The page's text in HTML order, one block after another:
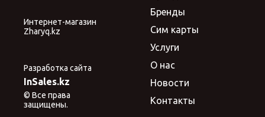
Интернет-магазин
Zharyq.kz
Разработка сайта
InSales.kz
© Все права
защищены.
Бренды
Сим карты
Услуги
О нас
Новости
Контакты